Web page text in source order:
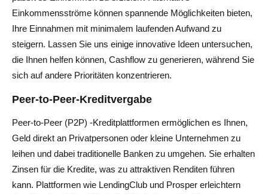
Einkommensströme können spannende Möglichkeiten bieten,
Ihre Einnahmen mit minimalem laufenden Aufwand zu
steigern. Lassen Sie uns einige innovative Ideen untersuchen,
die Ihnen helfen können, Cashflow zu generieren, während Sie
sich auf andere Prioritäten konzentrieren.
Peer-to-Peer-Kreditvergabe
Peer-to-Peer (P2P) -Kreditplattformen ermöglichen es Ihnen,
Geld direkt an Privatpersonen oder kleine Unternehmen zu
leihen und dabei traditionelle Banken zu umgehen. Sie erhalten
Zinsen für die Kredite, was zu attraktiven Renditen führen
kann. Plattformen wie LendingClub und Prosper erleichtern